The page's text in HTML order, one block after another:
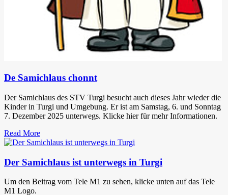
De Samichlaus chonnt
Der Samichlaus des STV Turgi besucht auch dieses Jahr wieder die
Kinder in Turgi und Umgebung. Er ist am Samstag, 6. und Sonntag
7. Dezember 2025 unterwegs. Klicke hier für mehr Informationen.
Read More
Der Samichlaus ist unterwegs in Turgi
Um den Beitrag vom Tele M1 zu sehen, klicke unten auf das Tele
M1 Logo.